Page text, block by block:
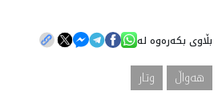
هه‌واڵ
بڵاوی بکەرەوە لە
هه‌واڵ وتار